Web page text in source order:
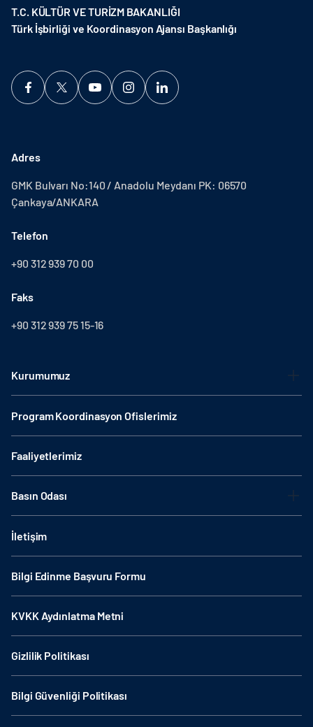
T.C. KÜLTÜR VE TURİZM BAKANLIĞI
Türk İşbirliği ve Koordinasyon Ajansı Başkanlığı
Adres
GMK Bulvarı No:140 / Anadolu Meydanı PK: 06570
Çankaya/ANKARA
Telefon
+90 312 939 70 00
Faks
+90 312 939 75 15-16
Kurumumuz
Program Koordinasyon Ofislerimiz
Faaliyetlerimiz
Basın Odası
İletişim
Bilgi Edinme Başvuru Formu
KVKK Aydınlatma Metni
Gizlilik Politikası
Bilgi Güvenliği Politikası